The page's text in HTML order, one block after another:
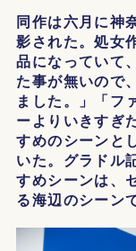
同作は六月に神
影された。処女
品になっていて
た事が無いので
ました。」「フ
ーよりいきすぎ
すめのシーンと
いた。グラドル
すめシーンは、
る海辺のシーン